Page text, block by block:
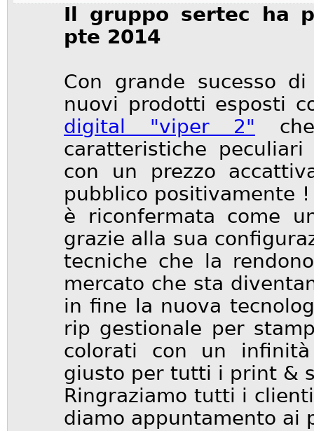
Il gruppo sertec ha
pte 2014
Con grande sucesso
nuovi prodotti esposti
digital "viper 2"
caratteristiche
con un prezzo
pubblico positivamente
è riconfermata come
grazie alla sua
tecniche che la
mercato che sta
in fine la nuova
rip gestionale per
colorati con un
giusto per tutti i print &
Ringraziamo tutti i
diamo appuntamento ai